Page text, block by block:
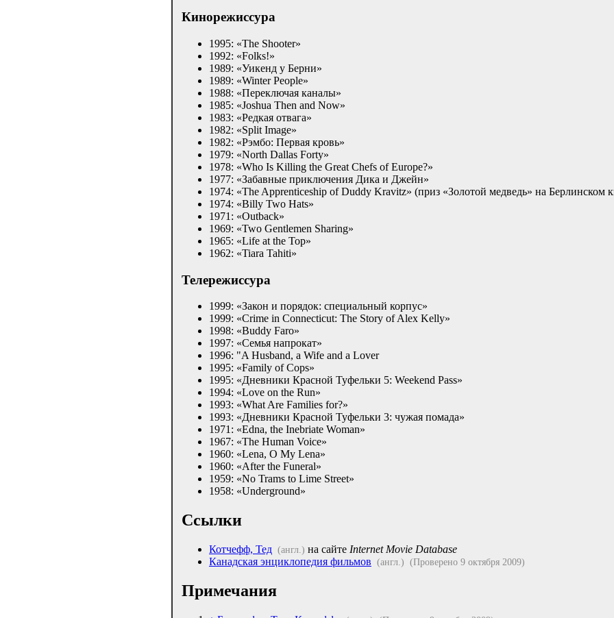
Кинорежиссура
1995: «The Shooter»
1992: «Folks!»
1989: «Уикенд у Берни»
1989: «Winter People»
1988: «Переключая каналы»
1985: «Joshua Then and Now»
1983: «Редкая отвага»
1982: «Split Image»
1982: «Рэмбо: Первая кровь»
1979: «North Dallas Forty»
1978: «Who Is Killing the Great Chefs of Europe?»
1977: «Забавные приключения Дика и Джейн»
1974: «The Apprenticeship of Duddy Kravitz» (приз «Золотой медведь» на Берлинском
1974: «Billy Two Hats»
1971: «Outback»
1969: «Two Gentlemen Sharing»
1965: «Life at the Top»
1962: «Tiara Tahiti»
Телережиссура
1999: «Закон и порядок: специальный корпус»
1999: «Crime in Connecticut: The Story of Alex Kelly»
1998: «Buddy Faro»
1997: «Семья напрокат»
1996: "A Husband, a Wife and a Lover
1995: «Family of Cops»
1995: «Дневники Красной Туфельки 5: Weekend Pass»
1994: «Love on the Run»
1993: «What Are Families for?»
1993: «Дневники Красной Туфельки 3: чужая помада»
1971: «Edna, the Inebriate Woman»
1967: «The Human Voice»
1960: «Lena, O My Lena»
1960: «After the Funeral»
1959: «No Trams to Lime Street»
1958: «Underground»
Ссылки
Котчефф, Тед (англ.) на сайте Internet Movie Database
Канадская энциклопедия фильмов (англ.) (Проверено 9 октября 2009)
Примечания